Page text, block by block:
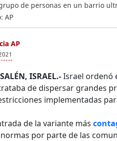
de personas en un barrio
AP
AP
ISRAEL.-Israel ordenó
de dispersar grandes
implementadas
de la variante más
por parte de las